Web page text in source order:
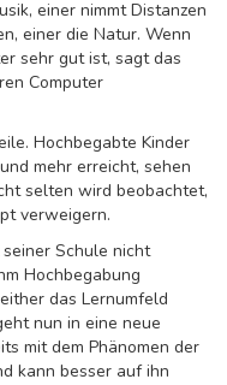
einer nimmt Distanzen
einer die Natur. Wenn
sehr gut ist, sagt das
Computer
Hochbegabte Kinder
mehr erreicht, sehen
selten wird beobachtet,
verweigern.
Schule nicht
Hochbegabung
das Lernumfeld
nun in eine neue
mit dem Phänomen der
kann besser auf ihn